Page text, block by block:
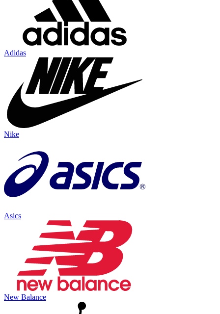
Adidas
Nike
Asics
New Balance